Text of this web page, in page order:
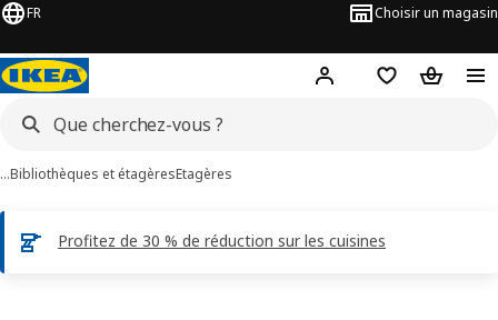
FR Choisir un magasin
Hej ! Connectez-vous
FavorisPanier
…Bibliothèques et étagèresEtagères
Profitez de 30 % de réduction sur les cuisines